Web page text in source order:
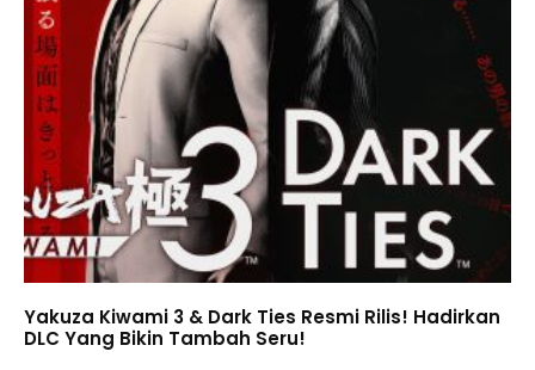
Yakuza Kiwami 3 & Dark Ties Resmi Rilis! Hadirkan
DLC Yang Bikin Tambah Seru!